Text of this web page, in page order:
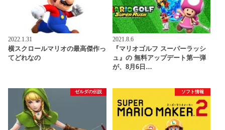
2022.1.31
横スクロールマリオの最高傑作っ
てどれなの
2021.8.6
『マリオゴルフ スーパーラッシ
ュ』の 無料アップデート第一弾
が、8月6日…
ゼルダの伝説 ソフト情報